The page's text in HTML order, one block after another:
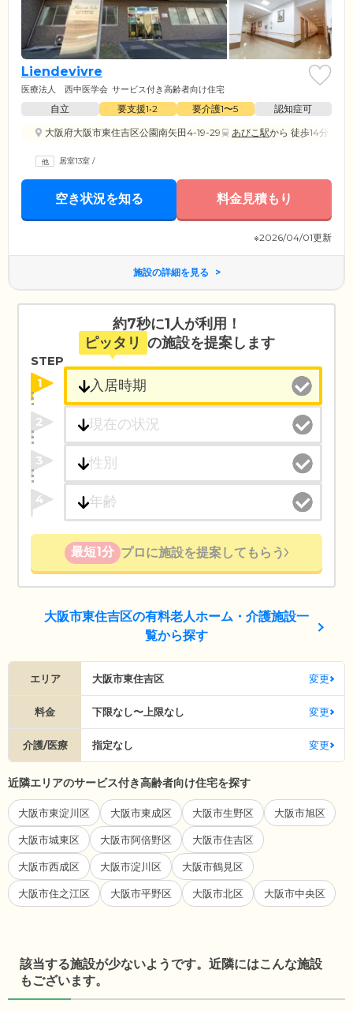
Liendevivre
医療法人 西中医学会 サービス付き高齢者向け住宅
自立 要支援1•2 要介護1〜5
認知症可
大阪府大阪市東住吉区公園南矢田4-19-29
あびこ駅から 徒歩14分
居室13室 /
空き状況を知る 料金見積もり
※2026/04/01更新
施設の詳細を見る
約7秒に1人が利用！
ピッタリ の施設を提案します
STEP
1
2
3
4
最短1分 プロに施設を提案してもらう
大阪市東住吉区の有料老人ホーム・介護施設一
覧から探す
エリア 大阪市東住吉区 変更
料金 下限なし〜上限なし 変更
介護/医療 指定なし 変更
近隣エリアのサービス付き高齢者向け住宅を探す
大阪市東淀川区 大阪市東成区 大阪市生野区 大阪市旭区
大阪市城東区 大阪市阿倍野区 大阪市住吉区
大阪市西成区 大阪市淀川区 大阪市鶴見区
大阪市住之江区 大阪市平野区 大阪市北区 大阪市中央区
該当する施設が少ないようです。近隣にはこんな施設
もございます。